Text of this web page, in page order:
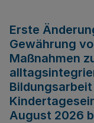
Erste
Gewährung
Maßnahmen
Bildungsarbeit
August 2026